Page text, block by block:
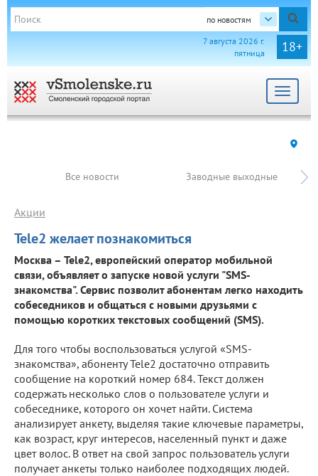
по новостям
18+
7 августа 2026 г.
пятница
Toggle
Все новости Заводные выходные
Tele2 желает познакомиться
Акции
Москва – Tele2, европейский оператор мобильной
связи, объявляет о запуске новой услуги "SMS-
знакомства". Сервис позволит абонентам легко находить
собеседников и общаться с новыми друзьями с
помощью коротких текстовых сообщений (SMS).
Для того чтобы воспользоваться услугой «SMS-
знакомства», абоненту Tele2 достаточно отправить
сообщение на короткий номер 684. Текст должен
содержать несколько слов о пользователе услуги и
собеседнике, которого он хочет найти. Система
анализирует анкету, выделяя такие ключевые параметры,
как возраст, круг интересов, населенный пункт и даже
цвет волос. В ответ на свой запрос пользователь услуги
получает анкеты только наиболее подходящих людей.